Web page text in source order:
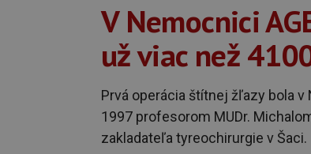
V Nemocnici
už viac než
Prvá operácia štítnej žľazy bola v
1997 profesorom MUDr.
zakladateľa tyreochirurgie v Šaci.